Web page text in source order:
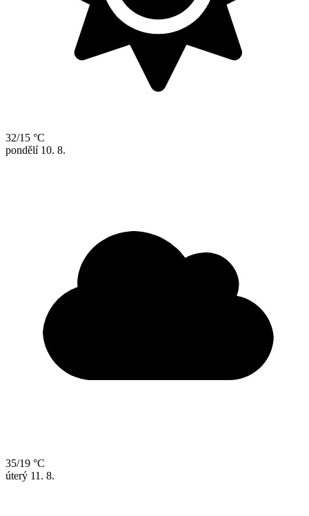
32/15 °C
pondělí 10. 8.
35/19 °C
úterý 11. 8.